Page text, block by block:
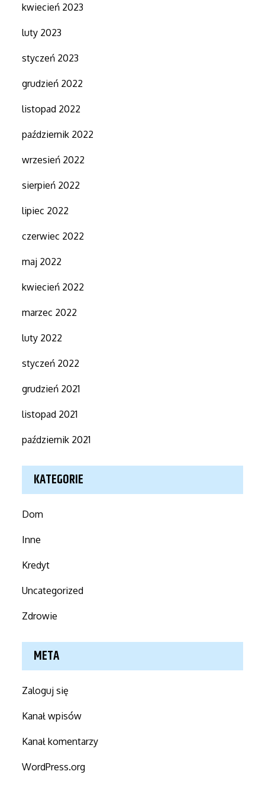
kwiecień 2023
luty 2023
styczeń 2023
grudzień 2022
listopad 2022
październik 2022
wrzesień 2022
sierpień 2022
lipiec 2022
czerwiec 2022
maj 2022
kwiecień 2022
marzec 2022
luty 2022
styczeń 2022
grudzień 2021
listopad 2021
październik 2021
KATEGORIE
Dom
Inne
Kredyt
Uncategorized
Zdrowie
META
Zaloguj się
Kanał wpisów
Kanał komentarzy
WordPress.org